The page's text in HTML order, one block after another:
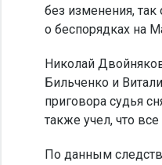
без изменения,
о беспорядках на
Николай
Бильченко и
приговора судья
также учел, что
По данным